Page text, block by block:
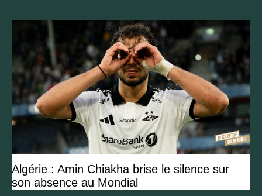
Algérie : Amin Chiakha brise le silence sur
son absence au Mondial